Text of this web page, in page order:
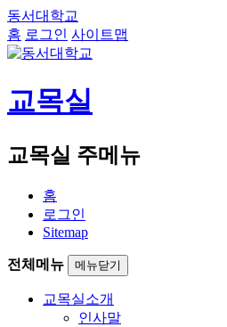
동서대학교
홈 로그인 사이트맵
교목실
교목실 주메뉴
홈
로그인
Sitemap
전체메뉴 메뉴닫기
교목실소개
인사말